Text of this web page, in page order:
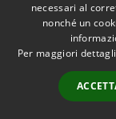
Accessibilità
necessari al
nonché un
Per maggiori